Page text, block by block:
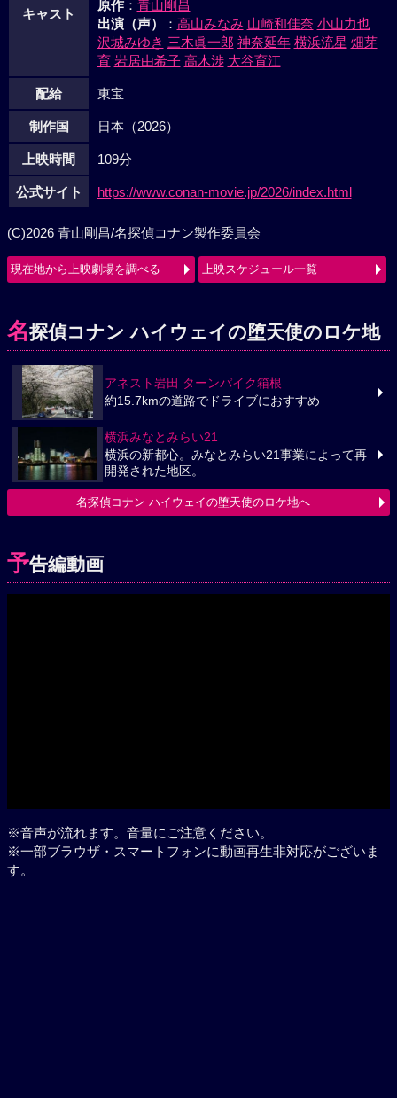
キャスト
原作：青山剛昌
出演（声）
：高山みなみ 山崎和佳奈 小山力也
沢城みゆき 三木眞一郎 神奈延年 横浜流星 畑芽
育 岩居由希子 高木渉 大谷育江
配給 東宝
制作国 日本（2026）
上映時間 109分
公式サイト https://www.conan-movie.jp/2026/index.html
(C)2026 青山剛昌/名探偵コナン製作委員会
現在地から上映劇場を調べる 上映スケジュール一覧
名探偵コナン ハイウェイの堕天使のロケ地
アネスト岩田 ターンパイク箱根
約15.7kmの道路でドライブにおすすめ
横浜みなとみらい21
横浜の新都心。みなとみらい21事業によって再
開発された地区。
名探偵コナン ハイウェイの堕天使のロケ地へ
予告編動画
※音声が流れます。音量にご注意ください。
※一部ブラウザ・スマートフォンに動画再生非対応がございま
す。